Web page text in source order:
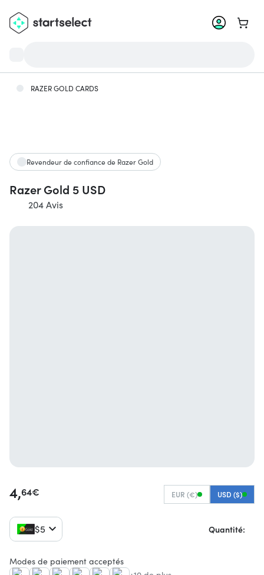
Aller
RAZER GOLD CARDS
Revendeur de confiance de Razer Gold
Razer Gold 5 USD
204 Avis
4,64€ EUR (€) USD ($)
$5 Quantité:
Modes de paiement acceptés